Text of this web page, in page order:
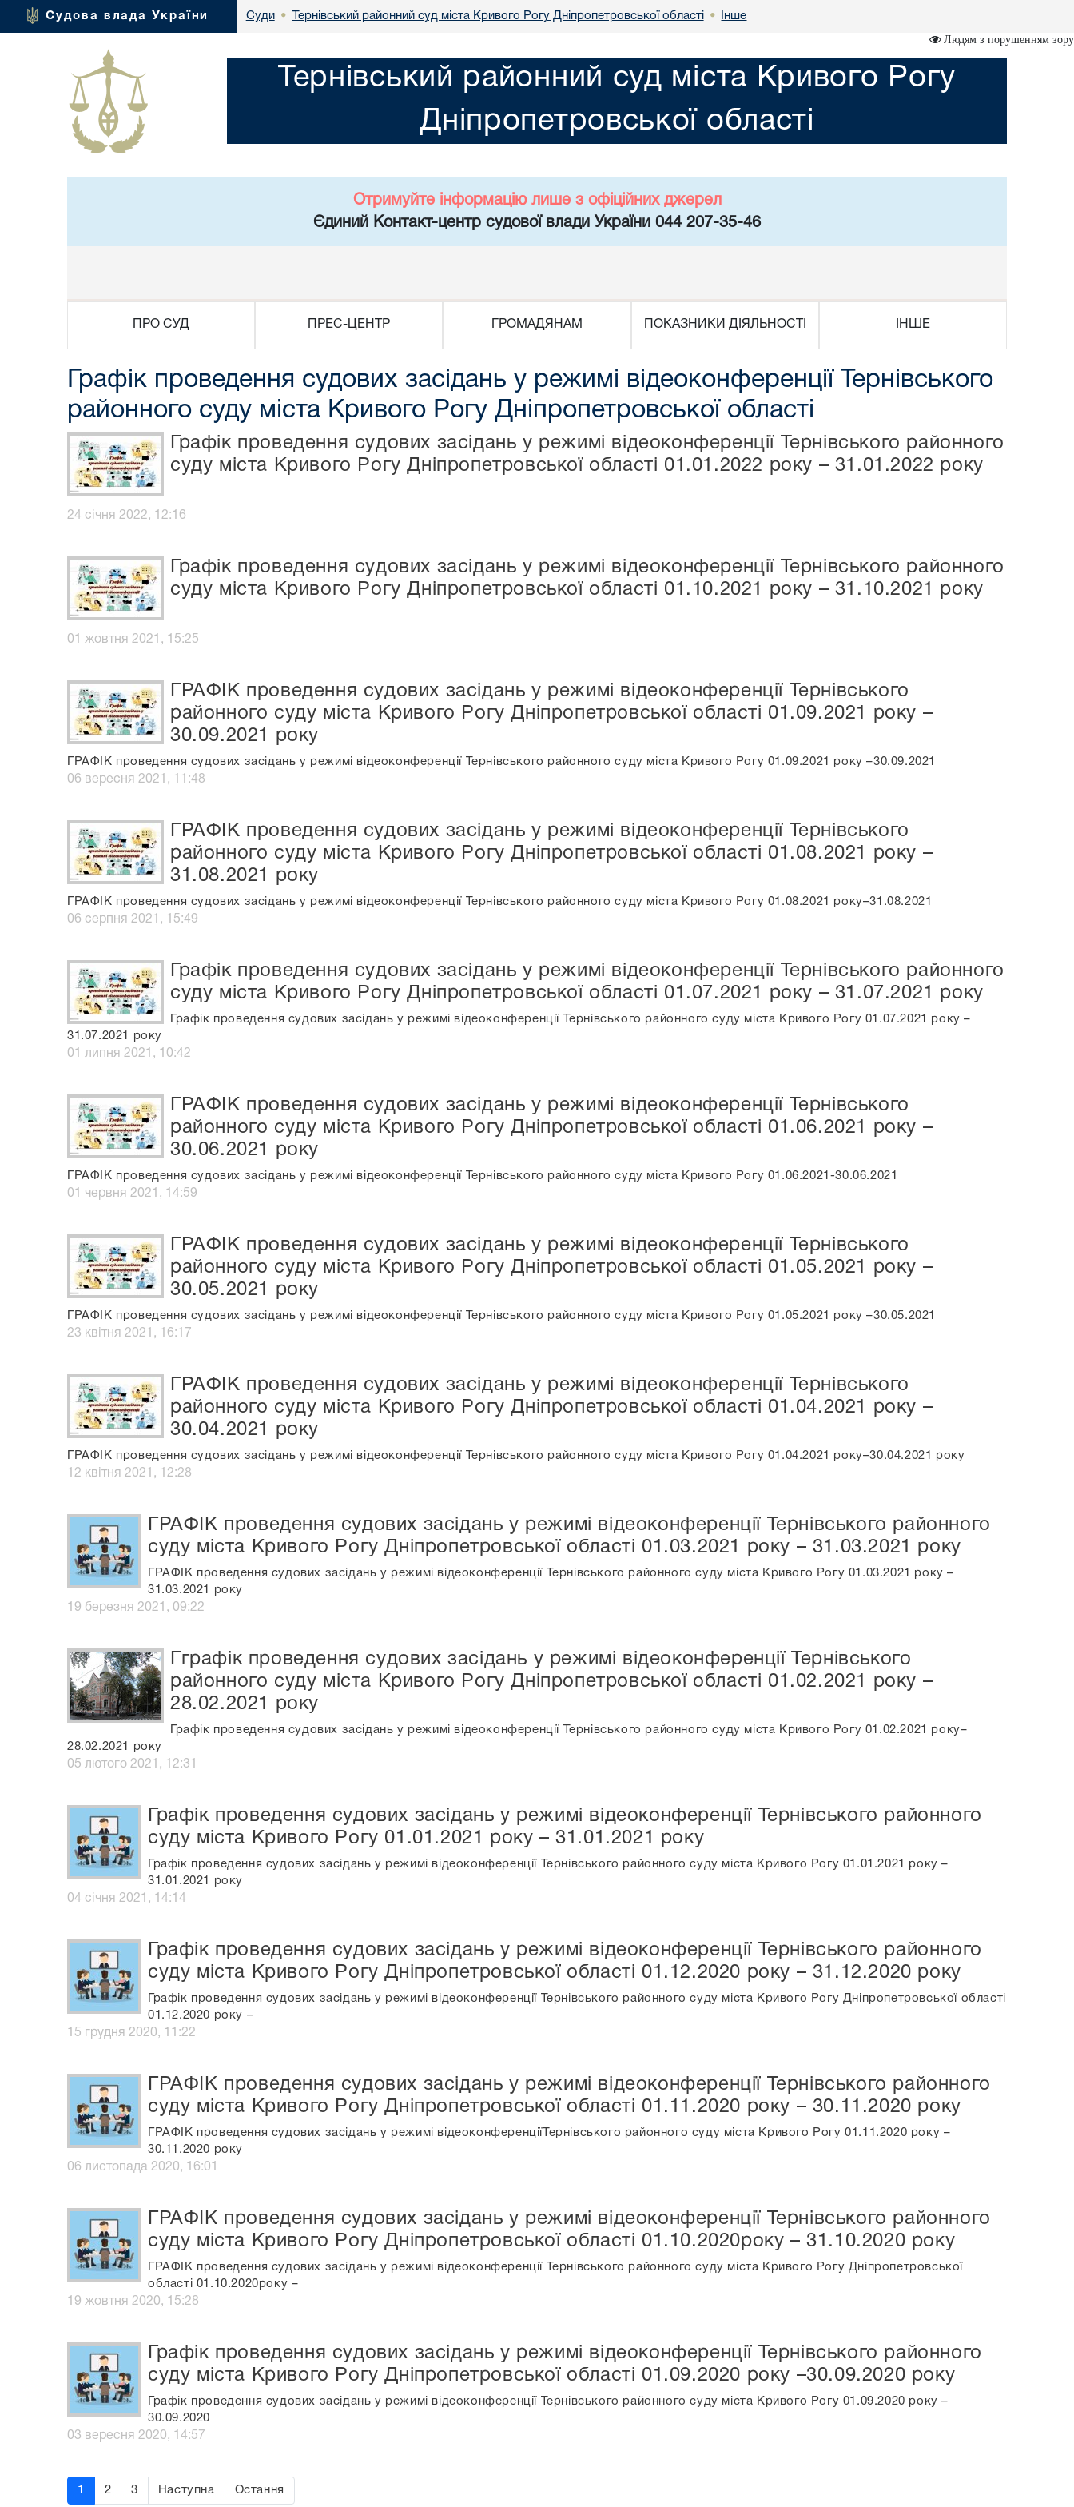
Судова влада України Суди • Тернівський районний суд міста Кривого Рогу Дніпропетровської області • Інше
Людям з порушенням зору
Тернівський районний суд міста Кривого Рогу
Дніпропетровської області
Отримуйте інформацію лише з офіційних джерел
Єдиний Контакт-центр судової влади України 044 207-35-46
ПРО СУД ПРЕС-ЦЕНТР ГРОМАДЯНАМ ПОКАЗНИКИ ДІЯЛЬНОСТІ ІНШЕ
Графік проведення судових засідань у режимі відеоконференції Тернівського
районного суду міста Кривого Рогу Дніпропетровської області
Графік проведення судових засідань у режимі відеоконференції Тернівського районного
суду міста Кривого Рогу Дніпропетровської області 01.01.2022 року – 31.01.2022 року
24 січня 2022, 12:16
Графік проведення судових засідань у режимі відеоконференції Тернівського районного
суду міста Кривого Рогу Дніпропетровської області 01.10.2021 року – 31.10.2021 року
01 жовтня 2021, 15:25
ГРАФІК проведення судових засідань у режимі відеоконференції Тернівського
районного суду міста Кривого Рогу Дніпропетровської області 01.09.2021 року –
30.09.2021 року
ГРАФІК проведення судових засідань у режимі відеоконференції Тернівського районного суду міста Кривого Рогу 01.09.2021 року –30.09.2021
06 вересня 2021, 11:48
ГРАФІК проведення судових засідань у режимі відеоконференції Тернівського
районного суду міста Кривого Рогу Дніпропетровської області 01.08.2021 року –
31.08.2021 року
ГРАФІК проведення судових засідань у режимі відеоконференції Тернівського районного суду міста Кривого Рогу 01.08.2021 року–31.08.2021
06 серпня 2021, 15:49
Графік проведення судових засідань у режимі відеоконференції Тернівського районного
суду міста Кривого Рогу Дніпропетровської області 01.07.2021 року – 31.07.2021 року
Графік проведення судових засідань у режимі відеоконференції Тернівського районного суду міста Кривого Рогу 01.07.2021 року –
31.07.2021 року
01 липня 2021, 10:42
ГРАФІК проведення судових засідань у режимі відеоконференції Тернівського
районного суду міста Кривого Рогу Дніпропетровської області 01.06.2021 року –
30.06.2021 року
ГРАФІК проведення судових засідань у режимі відеоконференції Тернівського районного суду міста Кривого Рогу 01.06.2021-30.06.2021
01 червня 2021, 14:59
ГРАФІК проведення судових засідань у режимі відеоконференції Тернівського
районного суду міста Кривого Рогу Дніпропетровської області 01.05.2021 року –
30.05.2021 року
ГРАФІК проведення судових засідань у режимі відеоконференції Тернівського районного суду міста Кривого Рогу 01.05.2021 року –30.05.2021
23 квітня 2021, 16:17
ГРАФІК проведення судових засідань у режимі відеоконференції Тернівського
районного суду міста Кривого Рогу Дніпропетровської області 01.04.2021 року –
30.04.2021 року
ГРАФІК проведення судових засідань у режимі відеоконференції Тернівського районного суду міста Кривого Рогу 01.04.2021 року–30.04.2021 року
12 квітня 2021, 12:28
ГРАФІК проведення судових засідань у режимі відеоконференції Тернівського районного
суду міста Кривого Рогу Дніпропетровської області 01.03.2021 року – 31.03.2021 року
ГРАФІК проведення судових засідань у режимі відеоконференції Тернівського районного суду міста Кривого Рогу 01.03.2021 року –
31.03.2021 року
19 березня 2021, 09:22
Гграфік проведення судових засідань у режимі відеоконференції Тернівського
районного суду міста Кривого Рогу Дніпропетровської області 01.02.2021 року –
28.02.2021 року
Графік проведення судових засідань у режимі відеоконференції Тернівського районного суду міста Кривого Рогу 01.02.2021 року–
28.02.2021 року
05 лютого 2021, 12:31
Графік проведення судових засідань у режимі відеоконференції Тернівського районного
суду міста Кривого Рогу 01.01.2021 року – 31.01.2021 року
Графік проведення судових засідань у режимі відеоконференції Тернівського районного суду міста Кривого Рогу 01.01.2021 року –
31.01.2021 року
04 січня 2021, 14:14
Графік проведення судових засідань у режимі відеоконференції Тернівського районного
суду міста Кривого Рогу Дніпропетровської області 01.12.2020 року – 31.12.2020 року
Графік проведення судових засідань у режимі відеоконференції Тернівського районного суду міста Кривого Рогу Дніпропетровської області
01.12.2020 року –
15 грудня 2020, 11:22
ГРАФІК проведення судових засідань у режимі відеоконференції Тернівського районного
суду міста Кривого Рогу Дніпропетровської області 01.11.2020 року – 30.11.2020 року
ГРАФІК проведення судових засідань у режимі відеоконференціїТернівського районного суду міста Кривого Рогу 01.11.2020 року –
30.11.2020 року
06 листопада 2020, 16:01
ГРАФІК проведення судових засідань у режимі відеоконференції Тернівського районного
суду міста Кривого Рогу Дніпропетровської області 01.10.2020року – 31.10.2020 року
ГРАФІК проведення судових засідань у режимі відеоконференції Тернівського районного суду міста Кривого Рогу Дніпропетровської
області 01.10.2020року –
19 жовтня 2020, 15:28
Графік проведення судових засідань у режимі відеоконференції Тернівського районного
суду міста Кривого Рогу Дніпропетровської області 01.09.2020 року –30.09.2020 року
Графік проведення судових засідань у режимі відеоконференції Тернівського районного суду міста Кривого Рогу 01.09.2020 року –
30.09.2020
03 вересня 2020, 14:57
1 2 3 Наступна Остання